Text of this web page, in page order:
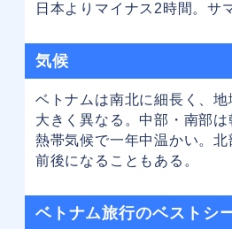
日本よりマイナス2時間。サ
気候
ベトナムは南北に細長く、
大きく異なる。中部・南部
熱帯気候で一年中温かい。
前後になることもある。
ベトナム旅行のベストシ